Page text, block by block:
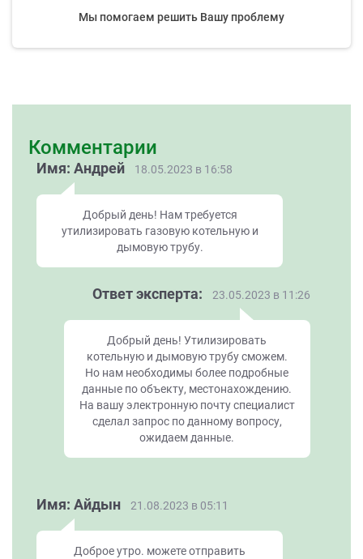
Мы помогаем решить Вашу проблему
Комментарии
Имя: Андрей 18.05.2023 в 16:58
Добрый день! Нам требуется
утилизировать газовую котельную и
дымовую трубу.
Ответ эксперта: 23.05.2023 в 11:26
Добрый день! Утилизировать
котельную и дымовую трубу сможем.
Но нам необходимы более подробные
данные по объекту, местонахождению.
На вашу электронную почту специалист
сделал запрос по данному вопросу,
ожидаем данные.
Имя: Айдын 21.08.2023 в 05:11
Доброе утро. можете отправить